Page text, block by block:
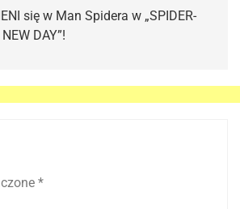
się w Man Spidera w „SPIDER-
DAY”!
*